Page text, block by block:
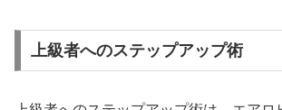
上級者へのステップアップ術